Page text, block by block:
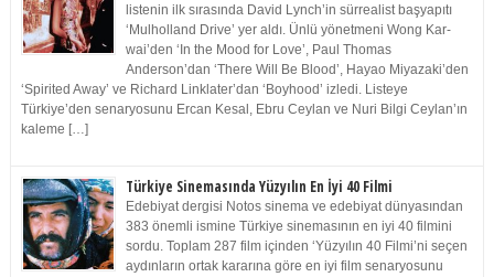
listenin ilk sırasında David Lynch’in sürrealist başyapıtı
‘Mulholland Drive’ yer aldı. Ünlü yönetmeni Wong Kar-
wai’den ‘In the Mood for Love’, Paul Thomas
Anderson’dan ‘There Will Be Blood’, Hayao Miyazaki’den
‘Spirited Away’ ve Richard Linklater’dan ‘Boyhood’ izledi. Listeye
Türkiye’den senaryosunu Ercan Kesal, Ebru Ceylan ve Nuri Bilgi Ceylan’ın
kaleme […]
Türkiye Sinemasında Yüzyılın En İyi 40 Filmi
Edebiyat dergisi Notos sinema ve edebiyat dünyasından
383 önemli ismine Türkiye sinemasının en iyi 40 filmini
sordu. Toplam 287 film içinden ‘Yüzyılın 40 Filmi’ni seçen
aydınların ortak kararına göre en iyi film senaryosunu